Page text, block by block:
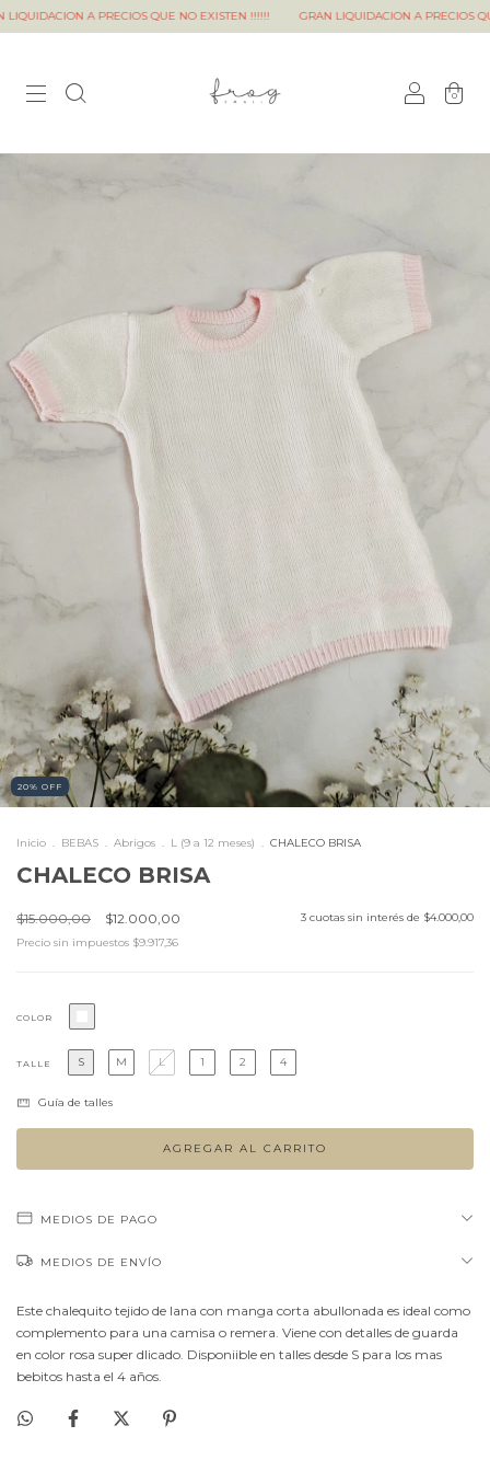
A PRECIOS QUE NO EXISTEN !!!!!! GRAN LIQUIDACION A PRECIOS QUE
0
20% OFF
Inicio . BEBAS . Abrigos . L (9 a 12 meses) . CHALECO BRISA
CHALECO BRISA
$15.000,00 $12.000,00 3 cuotas sin interés de $4.000,00
Precio sin impuestos $9.917,36
COLOR
TALLE S M L 1 2 4
Guía de talles
MEDIOS DE PAGO
MEDIOS DE ENVÍO
Este chalequito tejido de lana con manga corta abullonada es ideal como
complemento para una camisa o remera. Viene con detalles de guarda
en color rosa super dlicado. Disponiible en talles desde S para los mas
bebitos hasta el 4 años.